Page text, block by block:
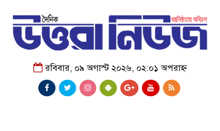
রবিবার, ০৯ অগাস্ট ২০২৬, ০২:০১ অপরাহ্ন